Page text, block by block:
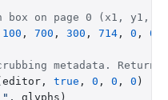
box on page 0 (x1,
100 , 700 , 300 , 714 , 0 , 0
metadata. Returns
true , 0 , 0 , 0 )
" , glyphs)